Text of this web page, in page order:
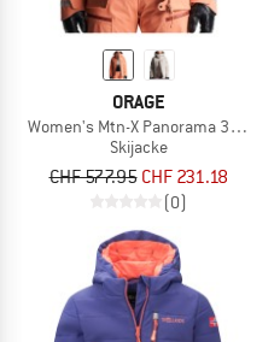
ORAGE
Women's Mtn-X Panorama 3L Jacket
Skijacke
CHF 577.95 CHF 231.18
(0)